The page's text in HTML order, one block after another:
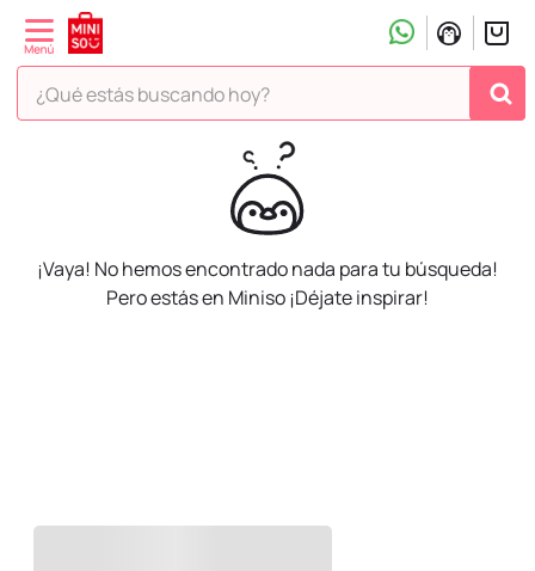
¿Qué estás buscando hoy?
¡Vaya! No hemos encontrado nada para tu búsqueda!
Pero estás en Miniso ¡Déjate inspirar!